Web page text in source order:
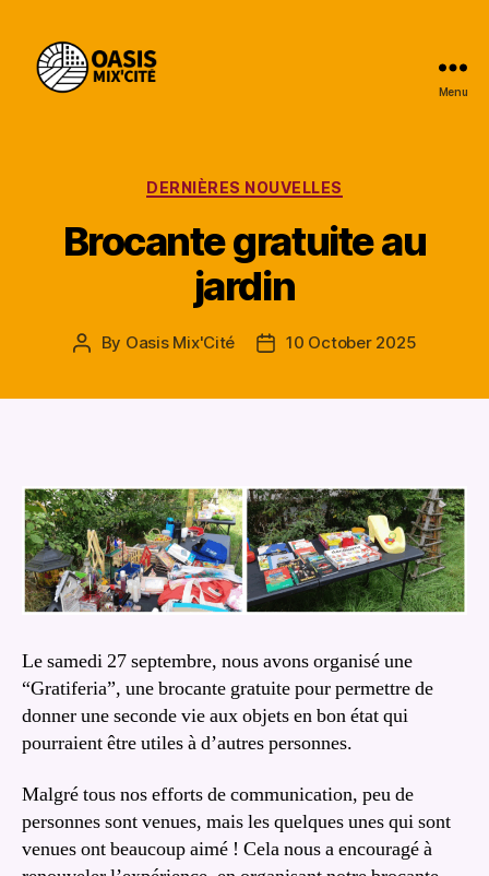
Menu
Categories
DERNIÈRES NOUVELLES
Brocante gratuite au
jardin
Post
By Oasis Mix'Cité
Post10 October 2025
Le samedi 27 septembre, nous avons organisé une
“Gratiferia”, une brocante gratuite pour permettre de
donner une seconde vie aux objets en bon état qui
pourraient être utiles à d’autres personnes.
Malgré tous nos efforts de communication, peu de
personnes sont venues, mais les quelques unes qui sont
venues ont beaucoup aimé ! Cela nous a encouragé à